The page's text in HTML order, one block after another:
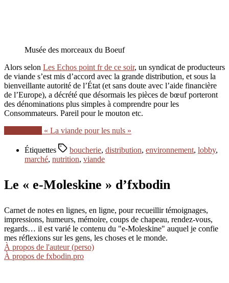
Musée des morceaux du Boeuf
Alors selon Les Echos point fr de ce soir, un syndicat de producteurs
de viande s’est mis d’accord avec la grande distribution, et sous la
bienveillante autorité de l’État (et sans doute avec l’aide financière
de l’Europe), a décrété que désormais les pièces de bœuf porteront
des dénominations plus simples à comprendre pour les
Consommateurs. Pareil pour le mouton etc.
« La viande pour les nuls »
Étiquettes boucherie, distribution, environnement, lobby,
marché, nutrition, viande
Le « e-Moleskine » d’fxbodin
Carnet de notes en lignes, en ligne, pour recueillir témoignages,
impressions, humeurs, mémoire, coups de chapeau, rendez-vous,
regards… il est varié le contenu du "e-Moleskine" auquel je confie
mes réflexions sur les gens, les choses et le monde.
À propos de l'auteur (perso)
À propos de fxbodin.pro